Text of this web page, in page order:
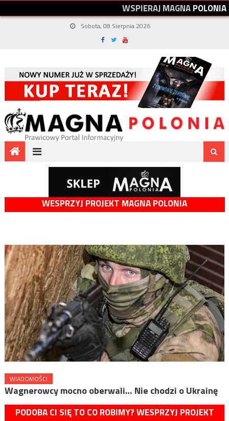
WSPIERAJMAGNAPOLONIA
Sobota, 08 Sierpnia 2026
WESPRZYJ PROJEKT MAGNA POLONIA
WIADOMOŚCI
Wagnerowcy mocno oberwali… Nie chodzi o Ukrainę
PODOBA CI SIĘ TO CO ROBIMY? WESPRZYJ PROJEKT